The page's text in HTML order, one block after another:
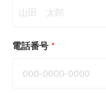
電話番号 *